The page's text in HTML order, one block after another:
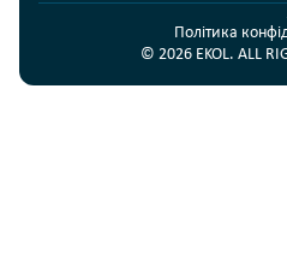
© 2026 EKOL. ALL
Політика